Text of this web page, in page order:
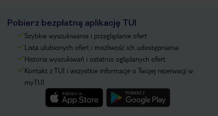
Pobierz bezpłatną aplikację TUI
Szybkie wyszukiwanie i przeglądanie ofert
Lista ulubionych ofert i możliwość ich udostępniania
Historia wyszukiwań i ostatnio oglądanych ofert
Kontakt z TUI i wszystkie informacje o Twojej rezerwacji w
myTUI